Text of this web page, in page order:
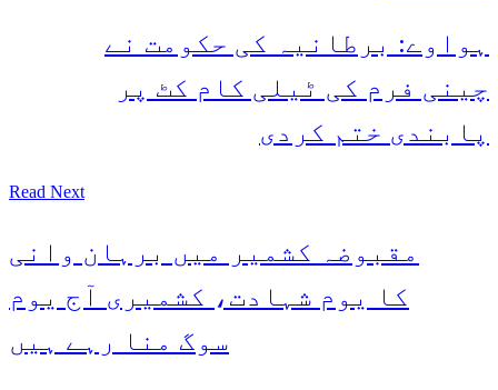
ہواوے: برطانیہ کی حکومت نے
چینی فرم کی ٹیلی کام کٹ پر
پابندی ختم کردی
Read Next
مقبوضہ کشمیر میں برہان وانی
کا یوم شہادت، کشمیری آج یوم
سوگ منا رہے ہیں